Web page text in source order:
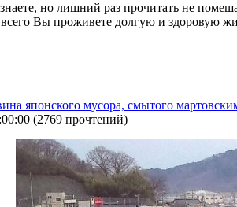
но лишний раз прочитать не
всего Вы проживете долгую и здоровую
японского мусора, смытого
(2769 прочтений)